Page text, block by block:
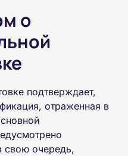
о
подтверждает,
отраженная в
свою очередь,